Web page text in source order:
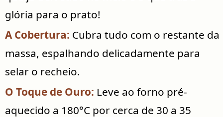
glória para o prato!
A Cobertura: Cubra tudo com o restante da
massa, espalhando delicadamente para
selar o recheio.
O Toque de Ouro: Leve ao forno pré-
aquecido a 180°C por cerca de 30 a 35